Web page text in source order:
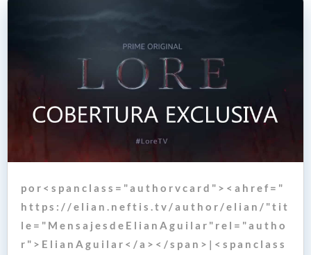
p o r < s p a n c l a s s = " a u t h o r v c a r d " > < a h r e f = "
h t t p s : / / e l i a n . n e f t i s . t v / a u t h o r / e l i a n / " t i t
l e = " M e n s a j e s d e E l i a n A g u i l a r " r e l = " a u t h o
r " > E l i a n A g u i l a r < / a > < / s p a n > | < s p a n c l a s s